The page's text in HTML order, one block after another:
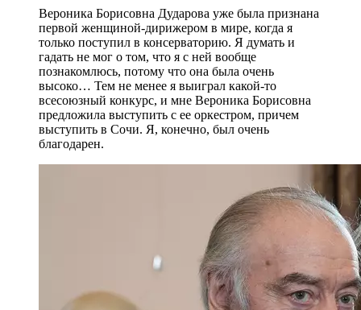
Вероника Борисовна Дударова уже была признана
первой женщиной-дирижером в мире, когда я
только поступил в консерваторию. Я думать и
гадать не мог о том, что я с ней вообще
познакомлюсь, потому что она была очень
высоко… Тем не менее я выиграл какой-то
всесоюзный конкурс, и мне Вероника Борисовна
предложила выступить с ее оркестром, причем
выступить в Сочи. Я, конечно, был очень
благодарен.